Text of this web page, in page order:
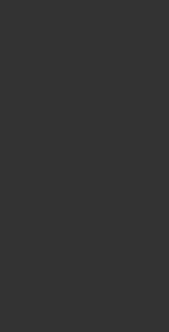
クレバースのモデルハウ
ーズな動線など、ぜひ一